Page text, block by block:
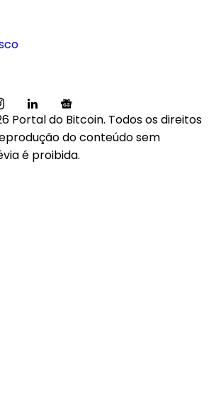
Portal do Bitcoin. Todos os direitos
do conteúdo sem
é proibida.